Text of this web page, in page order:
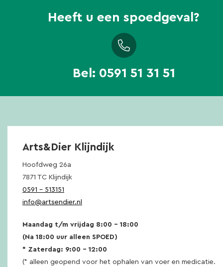
Heeft u een spoedgeval?
Bel: 0591 51 31 51
Arts&Dier Klijndijk
Hoofdweg 26a
7871 TC Klijndijk
0591 – 513151
info@artsendier.nl
Maandag t/m vrijdag 8:00 – 18:00
(Na 18:00 uur alleen SPOED)
* Zaterdag: 9:00 – 12:00
(* alleen geopend voor het ophalen van voer en medicatie.